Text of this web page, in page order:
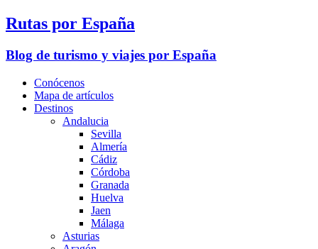
Rutas por España
Blog de turismo y viajes por España
Conócenos
Mapa de artículos
Destinos
Andalucia
Sevilla
Almería
Cádiz
Córdoba
Granada
Huelva
Jaen
Málaga
Asturias